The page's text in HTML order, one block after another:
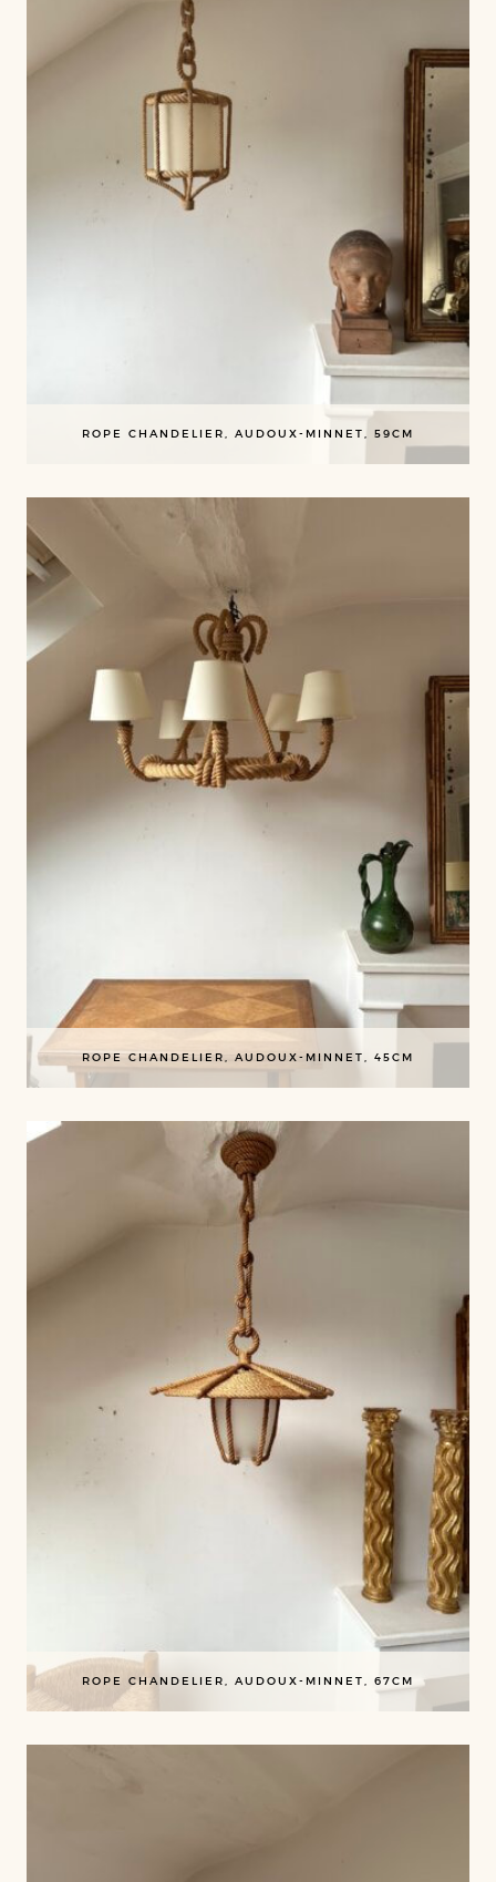
ROPE CHANDELIER, AUDOUX-MINNET, 59CM
ROPE CHANDELIER, AUDOUX-MINNET, 45CM
ROPE CHANDELIER, AUDOUX-MINNET, 67CM